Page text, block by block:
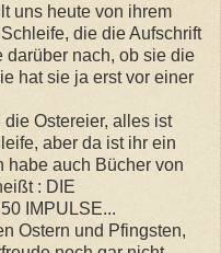
uns heute von ihrem
die die Aufschrift
darüber nach, ob sie die
hat sie ja erst vor einer
Ostereier, alles ist
aber da ist ihr ein
habe auch Bücher von
: DIE
IMPULSE...
Ostern und Pfingsten,